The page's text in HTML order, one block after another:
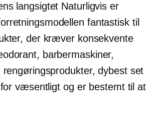
langsigtet Naturligvis er
fantastisk til
der kræver konsekvente
barbermaskiner,
rengøringsprodukter, dybest set
væsentligt og er bestemt til at